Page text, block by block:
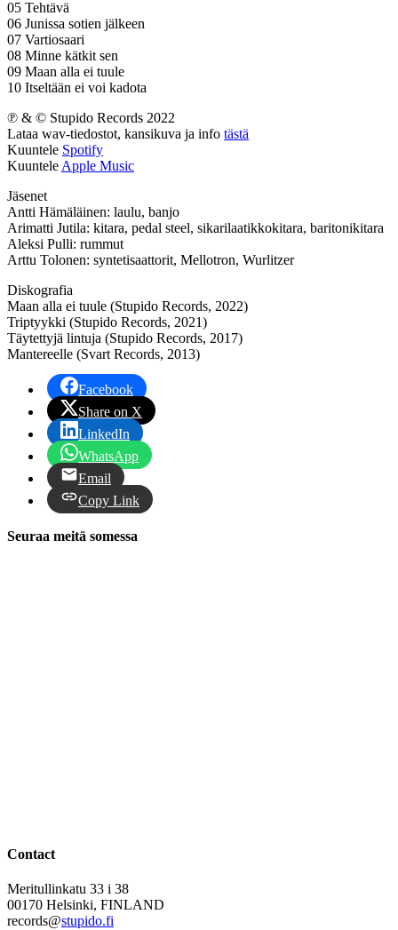
05 Tehtävä
06 Junissa sotien jälkeen
07 Vartiosaari
08 Minne kätkit sen
09 Maan alla ei tuule
10 Itseltään ei voi kadota
℗ & © Stupido Records 2022
Lataa wav-tiedostot, kansikuva ja info tästä
Kuuntele Spotify
Kuuntele Apple Music
Jäsenet
Antti Hämäläinen: laulu, banjo
Arimatti Jutila: kitara, pedal steel, sikarilaatikkokitara, baritonikitara
Aleksi Pulli: rummut
Arttu Tolonen: syntetisaattorit, Mellotron, Wurlitzer
Diskografia
Maan alla ei tuule (Stupido Records, 2022)
Triptyykki (Stupido Records, 2021)
Täytettyjä lintuja (Stupido Records, 2017)
Mantereelle (Svart Records, 2013)
Facebook
Share on X
LinkedIn
WhatsApp
Email
Copy Link
Seuraa meitä somessa
Contact
Meritullinkatu 33 i 38
00170 Helsinki, FINLAND
records@stupido.fi